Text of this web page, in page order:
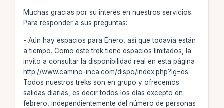
Muchas gracias por su interés en nuestros servicios.
Para responder a sus preguntas:
- Aún hay espacios para Enero, así que todavía están
a tiempo. Como este trek tiene espacios limitados, la
invito a consultar la disponibilidad real en esta página
http://www.camino-inca.com/dispo/index.php?lg=es.
Todos nuestros treks son en grupo y ofrecemos
salidas diarias, es decir todos los días excepto en
febrero, independientemente del número de personas